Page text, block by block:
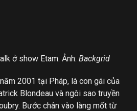
ở show Etam. Ảnh: Backgrid
2001 tại Pháp, là con gái của
Blondeau và ngôi sao truyền
Bước chân vào làng mốt từ